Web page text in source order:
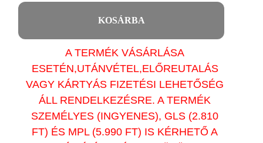
KOSÁRBA
A TERMÉK VÁSÁRLÁSA
ESETÉN,UTÁNVÉTEL,ELŐREUTALÁS
VAGY KÁRTYÁS FIZETÉSI LEHETŐSÉG
ÁLL RENDELKEZÉSRE. A TERMÉK
SZEMÉLYES (INGYENES), GLS (2.810
FT) ÉS MPL (5.990 FT) IS KÉRHETŐ A